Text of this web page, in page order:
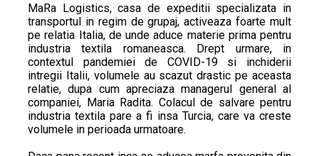
MaRa Logistics, casa de expeditii specializata in
transportul in regim de grupaj, activeaza foarte mult
pe relatia Italia, de unde aduce materie prima pentru
industria textila romaneasca. Drept urmare, in
contextul pandemiei de COVID-19 si inchiderii
intregii Italii, volumele au scazut drastic pe aceasta
relatie, dupa cum apreciaza managerul general al
companiei, Maria Radita. Colacul de salvare pentru
industria textila pare a fi insa Turcia, care va creste
volumele in perioada urmatoare.